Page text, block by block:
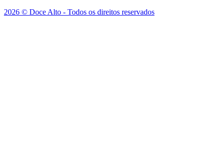
2026 © Doce Alto - Todos os direitos reservados